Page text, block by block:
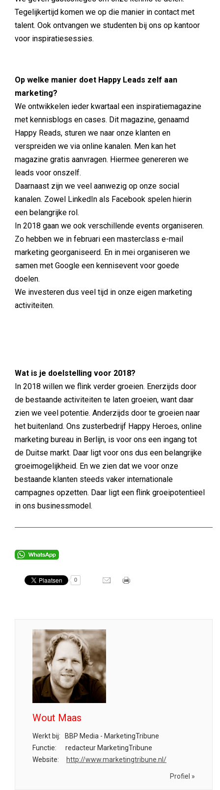
Tegelijkertijd komen we op die manier in contact met
talent. Ook ontvangen we studenten bij ons op kantoor
voor inspiratiesessies.
Op welke manier doet Happy Leads zelf aan
marketing?
We ontwikkelen ieder kwartaal een inspiratiemagazine
met kennisblogs en cases. Dit magazine, genaamd
Happy Reads, sturen we naar onze klanten en
verspreiden we via online kanalen. Men kan het
magazine gratis aanvragen. Hiermee genereren we
leads voor onszelf.
Daarnaast zijn we veel aanwezig op onze social
kanalen. Zowel LinkedIn als Facebook spelen hierin
een belangrijke rol.
In 2018 gaan we ook verschillende events organiseren.
Zo hebben we in februari een masterclass e-mail
marketing georganiseerd. En in mei organiseren we
samen met Google een kennisevent voor goede
doelen.
We investeren dus veel tijd in onze eigen marketing
activiteiten.
Wat is je doelstelling voor 2018?
In 2018 willen we flink verder groeien. Enerzijds door
de bestaande activiteiten te laten groeien, want daar
zien we veel potentie. Anderzijds door te groeien naar
het buitenland. Ons zusterbedrijf Happy Heroes, online
marketing bureau in Berlijn, is voor ons een ingang tot
de Duitse markt. Daar ligt voor ons dus een belangrijke
groeimogelijkheid. En we zien dat we voor onze
bestaande klanten steeds vaker internationale
campagnes opzetten. Daar ligt een flink groeipotentieel
in ons businessmodel.
0
Wout Maas
Werkt bij:
BBP Media - MarketingTribune
Functie:
redacteur MarketingTribune
Website:
http://www.marketingtribune.nl/
Profiel »